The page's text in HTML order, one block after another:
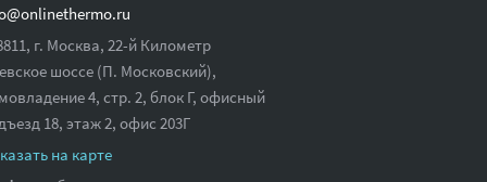
г. Москва, 22-й Километр
шоссе (П. Московский),
4, стр. 2, блок Г, офисный
18,этаж 2, офис 203Г
на карте